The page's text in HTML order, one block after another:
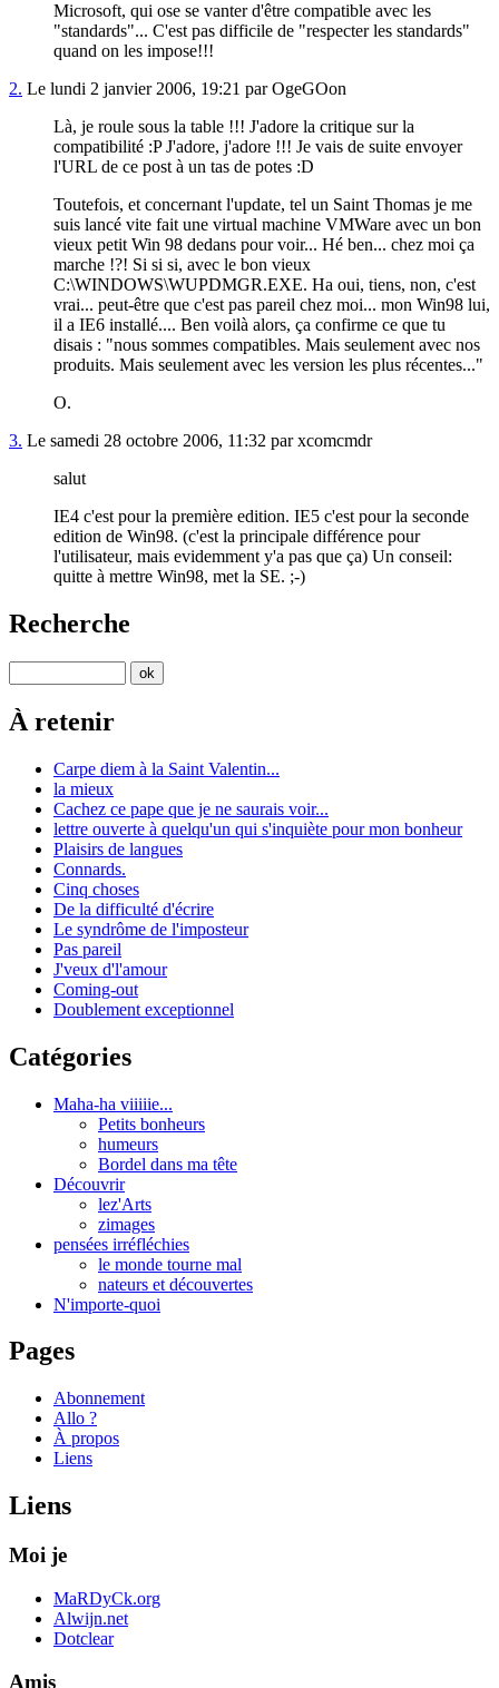
Microsoft, qui ose se vanter d'être compatible avec les
"standards"... C'est pas difficile de "respecter les standards"
quand on les impose!!!
2. Le lundi 2 janvier 2006, 19:21 par OgeGOon
Là, je roule sous la table !!! J'adore la critique sur la
compatibilité :P J'adore, j'adore !!! Je vais de suite envoyer
l'URL de ce post à un tas de potes :D
Toutefois, et concernant l'update, tel un Saint Thomas je me
suis lancé vite fait une virtual machine VMWare avec un bon
vieux petit Win 98 dedans pour voir... Hé ben... chez moi ça
marche !?! Si si si, avec le bon vieux
C:\WINDOWS\WUPDMGR.EXE. Ha oui, tiens, non, c'est
vrai... peut-être que c'est pas pareil chez moi... mon Win98 lui,
il a IE6 installé.... Ben voilà alors, ça confirme ce que tu
disais : "nous sommes compatibles. Mais seulement avec nos
produits. Mais seulement avec les version les plus récentes..."
O.
3. Le samedi 28 octobre 2006, 11:32 par xcomcmdr
salut
IE4 c'est pour la première edition. IE5 c'est pour la seconde
edition de Win98. (c'est la principale différence pour
l'utilisateur, mais evidemment y'a pas que ça) Un conseil:
quitte à mettre Win98, met la SE. ;-)
Recherche
À retenir
Carpe diem à la Saint Valentin...
la mieux
Cachez ce pape que je ne saurais voir...
lettre ouverte à quelqu'un qui s'inquiète pour mon bonheur
Plaisirs de langues
Connards.
Cinq choses
De la difficulté d'écrire
Le syndrôme de l'imposteur
Pas pareil
J'veux d'l'amour
Coming-out
Doublement exceptionnel
Catégories
Maha-ha viiiiie...
Petits bonheurs
humeurs
Bordel dans ma tête
Découvrir
lez'Arts
zimages
pensées irréfléchies
le monde tourne mal
nateurs et découvertes
N'importe-quoi
Pages
Abonnement
Allo ?
À propos
Liens
Liens
Moi je
MaRDyCk.org
Alwijn.net
Dotclear
Amis